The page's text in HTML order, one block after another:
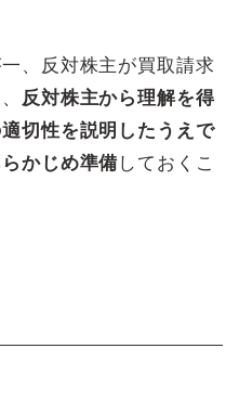
、反対株主が買取請求
反対株主から理解を得
切性を説明したうえで
かじめ準備しておくこ